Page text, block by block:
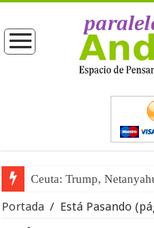
Ceuta: Trump,
Portada / Está Pasando